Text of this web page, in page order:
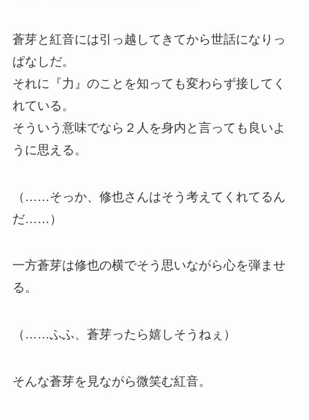
蒼芽と紅音には引っ越してきてから世話になりっ
ぱなしだ。
それに『力』のことを知っても変わらず接してく
れている。
そういう意味でなら２人を身内と言っても良いよ
うに思える。
（……そっか、修也さんはそう考えてくれてるん
だ……）
一方蒼芽は修也の横でそう思いながら心を弾ませ
る。
（……ふふ、蒼芽ったら嬉しそうねぇ）
そんな蒼芽を見ながら微笑む紅音。